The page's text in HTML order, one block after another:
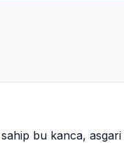
bu kanca,